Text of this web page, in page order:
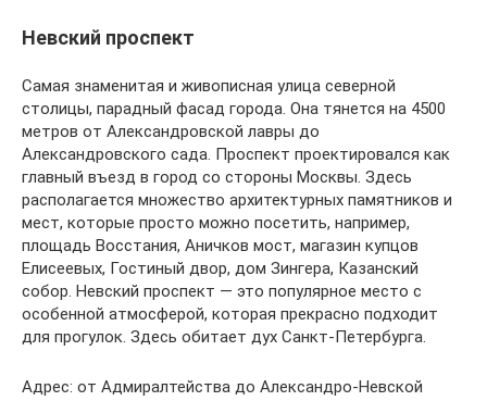
Невский проспект
Самая знаменитая и живописная улица северной
столицы, парадный фасад города. Она тянется на 4500
метров от Александровской лавры до
Александровского сада. Проспект проектировался как
главный въезд в город со стороны Москвы. Здесь
располагается множество архитектурных памятников и
мест, которые просто можно посетить, например,
площадь Восстания, Аничков мост, магазин купцов
Елисеевых, Гостиный двор, дом Зингера, Казанский
собор. Невский проспект — это популярное место с
особенной атмосферой, которая прекрасно подходит
для прогулок. Здесь обитает дух Санкт-Петербурга.
Адрес: от Адмиралтейства до Александро-Невской